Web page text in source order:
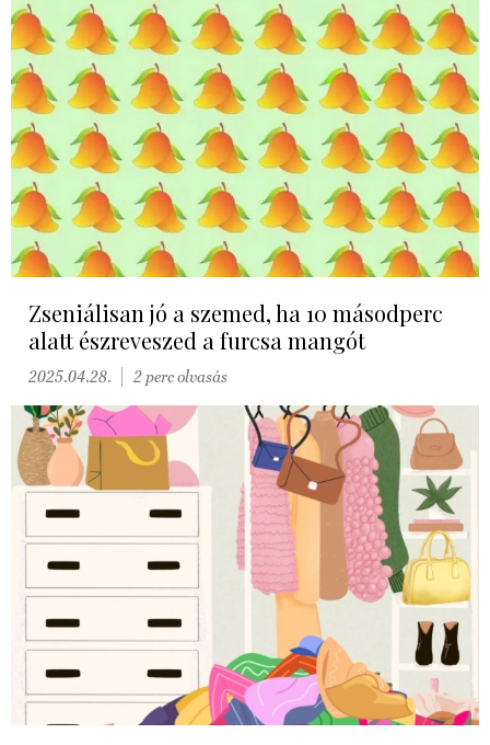
Zseniálisan jó a szemed, ha 10 másodperc
alatt észreveszed a furcsa mangót
2025.04.28. 2 perc olvasás